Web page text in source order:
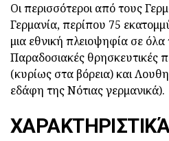
Οι περισσότεροι από τους
Γερμανία, περίπου 75
μια εθνική πλειοψηφία σε
Παραδοσιακές θρησκευτικές
(κυρίως στα βόρεια) και
εδάφη της Νότιας γερμανικά).